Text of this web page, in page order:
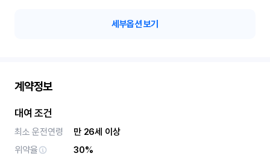
세부옵션 보기
계약정보
대여 조건
최소 운전연령
만 26세 이상
위약율
30%